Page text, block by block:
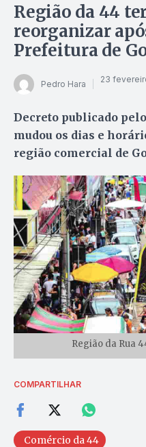
Região da 44
reorganizar
Prefeitura de
Pedro Hara 23
Decreto publicado
mudou os dias e
região comercial de
Região da Rua
COMPARTILHAR
Comércio da 44